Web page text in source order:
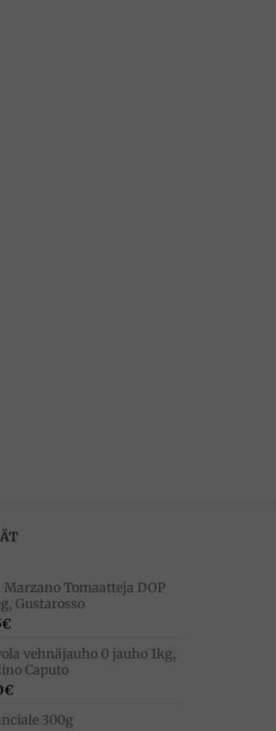
Marzano Tomaatteja DOP
Gustarosso
€
vehnäjauho 0 jauho 1kg,
Caputo
€
300g